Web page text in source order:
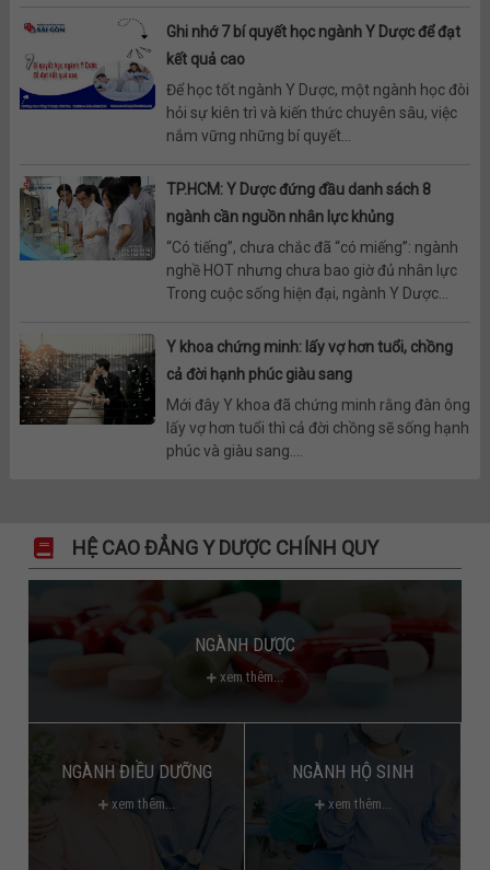
Ghi nhớ 7 bí quyết học ngành Y Dược để đạt
kết quả cao
Để học tốt ngành Y Dược, một ngành học đòi
hỏi sự kiên trì và kiến thức chuyên sâu, việc
nắm vững những bí quyết...
TP.HCM: Y Dược đứng đầu danh sách 8
ngành cần nguồn nhân lực khủng
“Có tiếng”, chưa chắc đã “có miếng”: ngành
nghề HOT nhưng chưa bao giờ đủ nhân lực
Trong cuộc sống hiện đại, ngành Y Dược...
Y khoa chứng minh: lấy vợ hơn tuổi, chồng
cả đời hạnh phúc giàu sang
Mới đây Y khoa đã chứng minh rằng đàn ông
lấy vợ hơn tuổi thì cả đời chồng sẽ sống hạnh
phúc và giàu sang....
HỆ CAO ĐẲNG Y DƯỢC CHÍNH QUY
NGÀNH DƯỢC
xem thêm...
NGÀNH ĐIỀU DƯỠNG
xem thêm...
NGÀNH HỘ SINH
xem thêm...